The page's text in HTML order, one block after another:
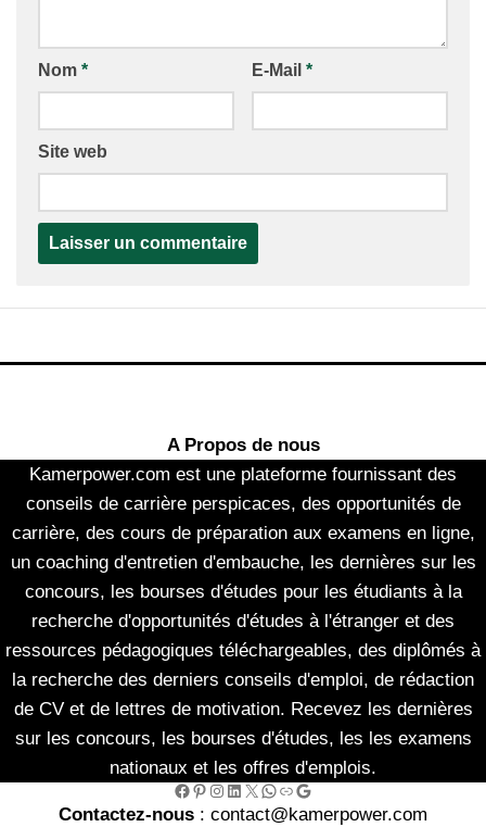
Nom * E-Mail *
Site web
A Propos de nous
Kamerpower.com est une plateforme fournissant des
conseils de carrière perspicaces, des opportunités de
carrière, des cours de préparation aux examens en ligne,
un coaching d'entretien d'embauche, les dernières sur les
concours, les bourses d'études pour les étudiants à la
recherche d'opportunités d'études à l'étranger et des
ressources pédagogiques téléchargeables, des diplômés à
la recherche des derniers conseils d'emploi, de rédaction
de CV et de lettres de motivation. Recevez les dernières
sur les concours, les bourses d'études, les les examens
nationaux et les offres d'emplois.
Facebook Pinterest Instagram LinkedIn X WhatsApp Link Google
Contactez-nous : contact@kamerpower.com